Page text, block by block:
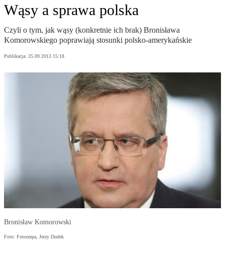
Wąsy a sprawa polska
Czyli o tym, jak wąsy (konkretnie ich brak) Bronisława
Komorowskiego poprawiają stosunki polsko-amerykańskie
Publikacja: 25.09.2013 15:18
Bronisław Komorowski
Foto: Fotorzepa, Jerzy Dudek